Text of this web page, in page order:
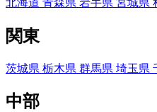
関東
茨城県 栃木県 群馬県 埼玉県
中部